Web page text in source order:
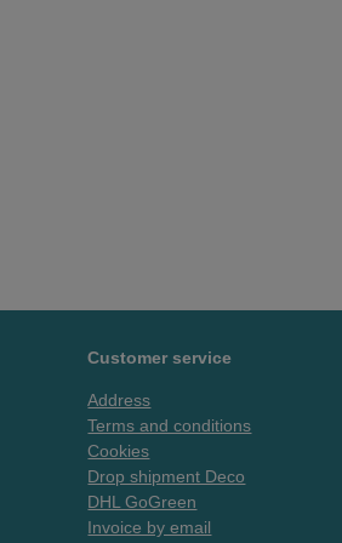
Customer service
Address
Terms and conditions
Cookies
Drop shipment Deco
DHL GoGreen
Invoice by email